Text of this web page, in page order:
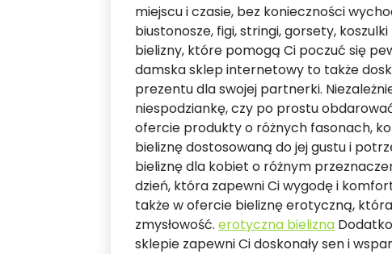
miejscu i czasie, bez konieczności
biustonosze, figi, stringi, gorsety,
bielizny, które pomogą Ci poczuć się
damska sklep internetowy to także
prezentu dla swojej partnerki.
niespodziankę, czy po prostu
ofercie produkty o różnych fasonach,
bieliznę dostosowaną do jej gustu i
bieliznę dla kobiet o różnym
dzień, która zapewni Ci wygodę i
także w ofercie bieliznę erotyczną,
zmysłowość. erotyczna bielizna
sklepie zapewni Ci doskonały sen i